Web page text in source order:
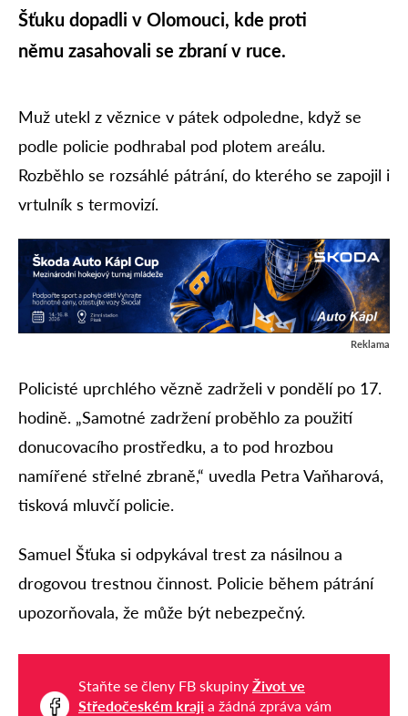
Šťuku dopadli v Olomouci, kde proti
němu zasahovali se zbraní v ruce.
Muž utekl z věznice v pátek odpoledne, když se
podle policie podhrabal pod plotem areálu.
Rozběhlo se rozsáhlé pátrání, do kterého se zapojil i
vrtulník s termovizí.
Reklama
Policisté uprchlého vězně zadrželi v pondělí po 17.
hodině. „Samotné zadržení proběhlo za použití
donucovacího prostředku, a to pod hrozbou
namířené střelné zbraně,“ uvedla Petra Vaňharová,
tisková mluvčí policie.
Samuel Šťuka si odpykával trest za násilnou a
drogovou trestnou činnost. Policie během pátrání
upozorňovala, že může být nebezpečný.
Staňte se členy FB skupiny Život ve
Středočeském kraji a žádná zpráva vám